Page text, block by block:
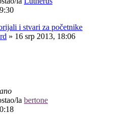
i stvari za početnike
» 16 srp 2013, 18:06
la bertone